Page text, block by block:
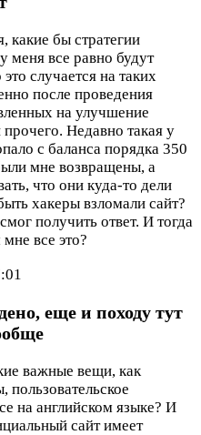
какие бы стратегии
меня все равно будут
случается на таких
после проведения
на улучшение
Недавно такая у
с баланса порядка 350
мне возвращены, а
что они куда-то дели
хакеры взломали сайт?
получить ответ. И тогда
все это?
еще и походу тут
важные вещи, как
на английском языке? И
сайт имеет